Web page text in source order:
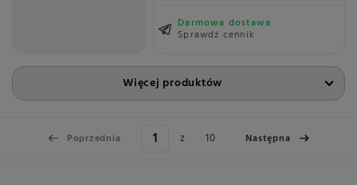
Darmowa dostawa
Sprawdź cennik
Więcej produktów
Poprzednia z 10 Następna